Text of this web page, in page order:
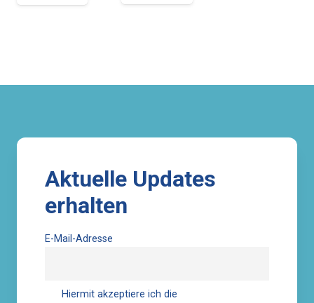
Aktuelle Updates
erhalten
E-Mail-Adresse
Hiermit akzeptiere ich die